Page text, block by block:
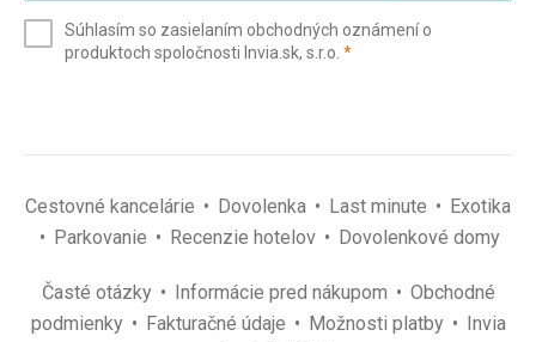
(povinné)
Súhlasím so zasielaním obchodných oznámení o
produktoch spoločnosti Invia.sk, s.r.o. *(povinné)
Cestovné kancelárie Dovolenka Last minute
Exotika
Parkovanie
Recenzie hotelov Dovolenkové domy
Časté otázky Informácie pred nákupom
Obchodné
podmienky
Fakturačné údaje Možnosti platby
Invia